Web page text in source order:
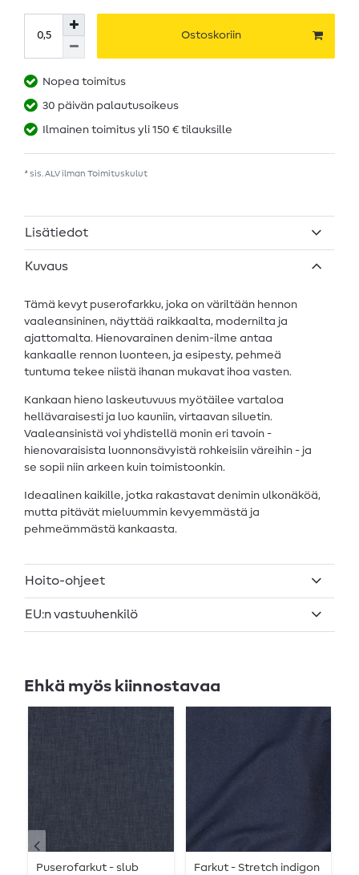
Ostoskoriin
Nopea toimitus
30 päivän palautusoikeus
Ilmainen toimitus yli 150 € tilauksille
* sis. ALV ilman Toimituskulut
Lisätiedot
Kuvaus
Tämä kevyt puserofarkku, joka on väriltään hennon
vaaleansininen, näyttää raikkaalta, modernilta ja
ajattomalta. Hienovarainen denim-ilme antaa
kankaalle rennon luonteen, ja esipesty, pehmeä
tuntuma tekee niistä ihanan mukavat ihoa vasten.
Kankaan hieno laskeutuvuus myötäilee vartaloa
hellävaraisesti ja luo kauniin, virtaavan siluetin.
Vaaleansinistä voi yhdistellä monin eri tavoin -
hienovaraisista luonnonsävyistä rohkeisiin väreihin - ja
se sopii niin arkeen kuin toimistoonkin.
Ideaalinen kaikille, jotka rakastavat denimin ulkonäköä,
mutta pitävät mieluummin kevyemmästä ja
pehmeämmästä kankaasta.
Hoito-ohjeet
EU:n vastuuhenkilö
Ehkä myös kiinnostavaa
Puserofarkut - slub
Farkut - Stretch indigon